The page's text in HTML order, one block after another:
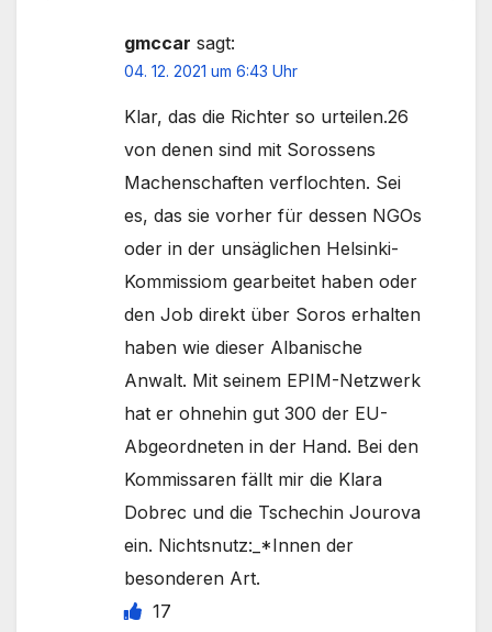
gmccar sagt:
04. 12. 2021 um 6:43 Uhr
Klar, das die Richter so urteilen.26
von denen sind mit Sorossens
Machenschaften verflochten. Sei
es, das sie vorher für dessen NGOs
oder in der unsäglichen Helsinki-
Kommissiom gearbeitet haben oder
den Job direkt über Soros erhalten
haben wie dieser Albanische
Anwalt. Mit seinem EPIM-Netzwerk
hat er ohnehin gut 300 der EU-
Abgeordneten in der Hand. Bei den
Kommissaren fällt mir die Klara
Dobrec und die Tschechin Jourova
ein. Nichtsnutz:_*Innen der
besonderen Art.
17